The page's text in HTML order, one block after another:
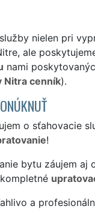
nielen pri
ale
nami
Nitra cenník).
o sťahovacie
!
bytu záujem aj
a